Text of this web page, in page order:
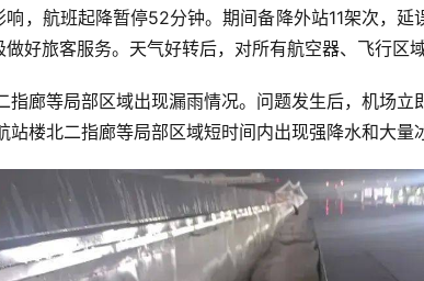
响，航班起降暂停52分钟。期间备降外站11架次，
好旅客服务。天气好转后，对所有航空器、飞行区
指廊等局部区域出现漏雨情况。问题发生后，机场
站楼北二指廊等局部区域短时间内出现强降水和大